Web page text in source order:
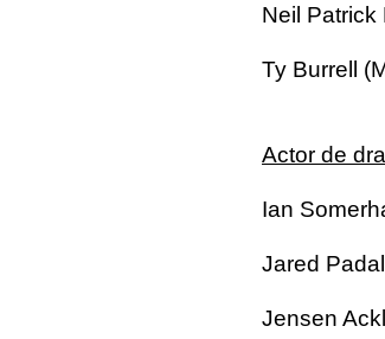
Neil Patrick
Ty Burrell
Actor de
Ian
Jared
Jensen